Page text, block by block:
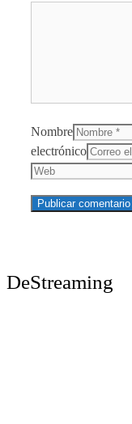
Nombre
electrónico
DeStreaming